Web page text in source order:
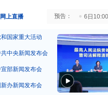
网上直播
7月29日举行新闻发布会 6日
国家重大活动
中央新闻发布会
部新闻发布会
新办新闻发布会